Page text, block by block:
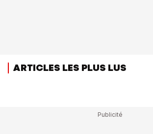
ARTICLES LES PLUS LUS